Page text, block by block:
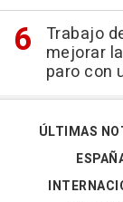
Trabajo
mejorar
paro con
ÚLTIMAS